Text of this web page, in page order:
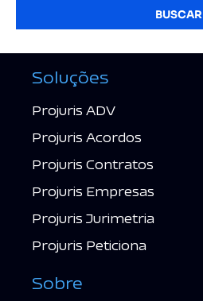
BUSCAR
Soluções
Projuris ADV
Projuris Acordos
Projuris Contratos
Projuris Empresas
Projuris Jurimetria
Projuris Peticiona
Sobre